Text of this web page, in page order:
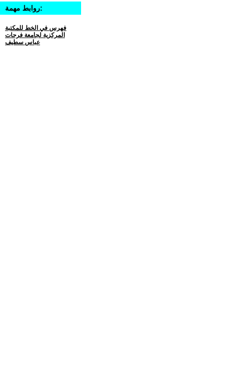
روابط مهمة:
فهرس في الخط للمكتبة
المركزية لجامعة فرحات
عباس سطيف